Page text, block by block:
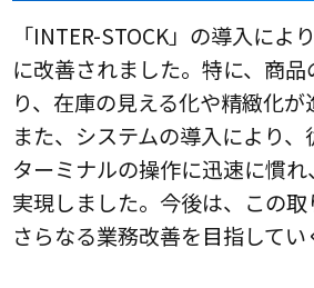
「INTER-STOCK」の導入によ
に改善されました。特に、商
り、在庫の見える化や精緻化が
また、システムの導入により、
ターミナルの操作に迅速に慣
実現しました。今後は、この取
さらなる業務改善を目指してい